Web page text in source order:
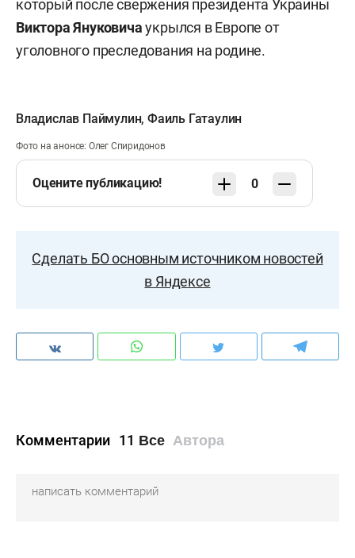
который после свержения президента Украины
Виктора Януковичаукрылся в Европе от
уголовного преследования на родине.
Владислав Паймулин,Фаиль Гатаулин
Фото на анонсе: Олег Спиридонов
Оцените публикацию! 0
Сделать БО основным источником новостей
в Яндексе
Комментарии 11 Все Автора